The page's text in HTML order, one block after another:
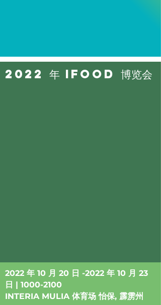
2022 年 IFOOD 博览会
2022 年 10 月 20 日 -2022 年 10 月 23
日 | 1000-2100
INTERIA MULIA 体育场 怡保, 霹雳州